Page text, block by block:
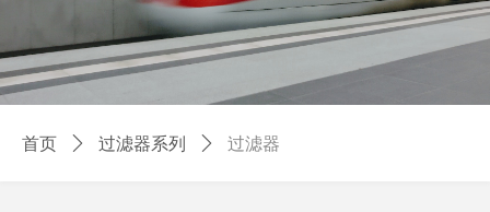
首页 ꄲ 过滤器系列 ꄲ 过滤器